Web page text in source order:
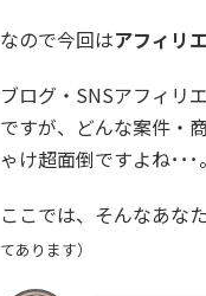
なので今回はアフィリ
ブログ・SNSアフィリ
ですが、どんな案件・
ゃけ超面倒ですよね･･･。
ここでは、そんなあな
てあります）